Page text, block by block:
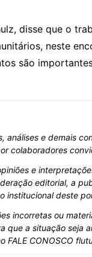
disse que o
neste
são
análises e demais
colaboradores
e
editorial, a
institucional deste
incorretas ou
a situação seja
CONOSCO